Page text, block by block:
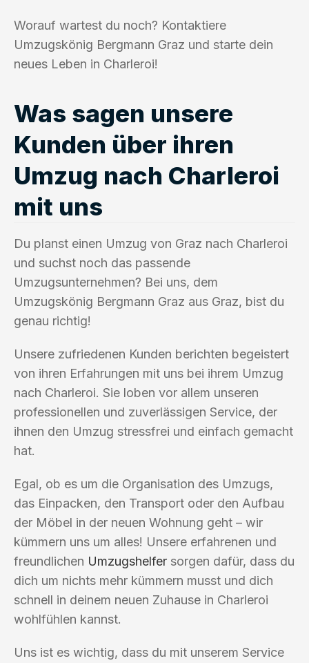
Worauf wartest du noch? Kontaktiere
Umzugskönig Bergmann Graz und starte dein
neues Leben in Charleroi!
Was sagen unsere
Kunden über ihren
Umzug nach Charleroi
mit uns
Du planst einen Umzug von Graz nach Charleroi
und suchst noch das passende
Umzugsunternehmen? Bei uns, dem
Umzugskönig Bergmann Graz aus Graz, bist du
genau richtig!
Unsere zufriedenen Kunden berichten begeistert
von ihren Erfahrungen mit uns bei ihrem Umzug
nach Charleroi. Sie loben vor allem unseren
professionellen und zuverlässigen Service, der
ihnen den Umzug stressfrei und einfach gemacht
hat.
Egal, ob es um die Organisation des Umzugs,
das Einpacken, den Transport oder den Aufbau
der Möbel in der neuen Wohnung geht – wir
kümmern uns um alles! Unsere erfahrenen und
freundlichen Umzugshelfer sorgen dafür, dass du
dich um nichts mehr kümmern musst und dich
schnell in deinem neuen Zuhause in Charleroi
wohlfühlen kannst.
Uns ist es wichtig, dass du mit unserem Service